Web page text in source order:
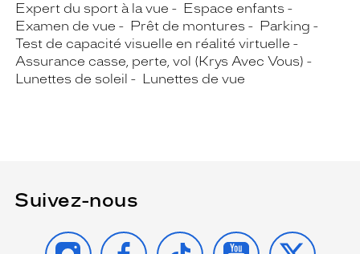
Expert du sport à la vue
Espace enfants
Examen de vue
Prêt de montures
Parking
Test de capacité visuelle en réalité virtuelle
Assurance casse, perte, vol (Krys Avec Vous)
Lunettes de soleil
Lunettes de vue
Suivez-nous
INSTAGRAMFACEBOOK
TIKTOK YOUTUBE
X